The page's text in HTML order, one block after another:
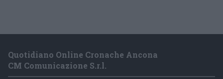
Quotidiano Online Cronache Ancona
CM Comunicazione S.r.l.